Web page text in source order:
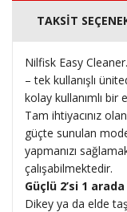
TAKSİT
Nilfisk Easy
– tek kullanışlı
kolay kullanımlı bir
Tam ihtiyacınız
güçte sunulan
yapmanızı
çalışabilmektedir.
Güçlü 2’si 1
Dikey ya da elde